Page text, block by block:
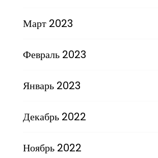
Март 2023
Февраль 2023
Январь 2023
Декабрь 2022
Ноябрь 2022